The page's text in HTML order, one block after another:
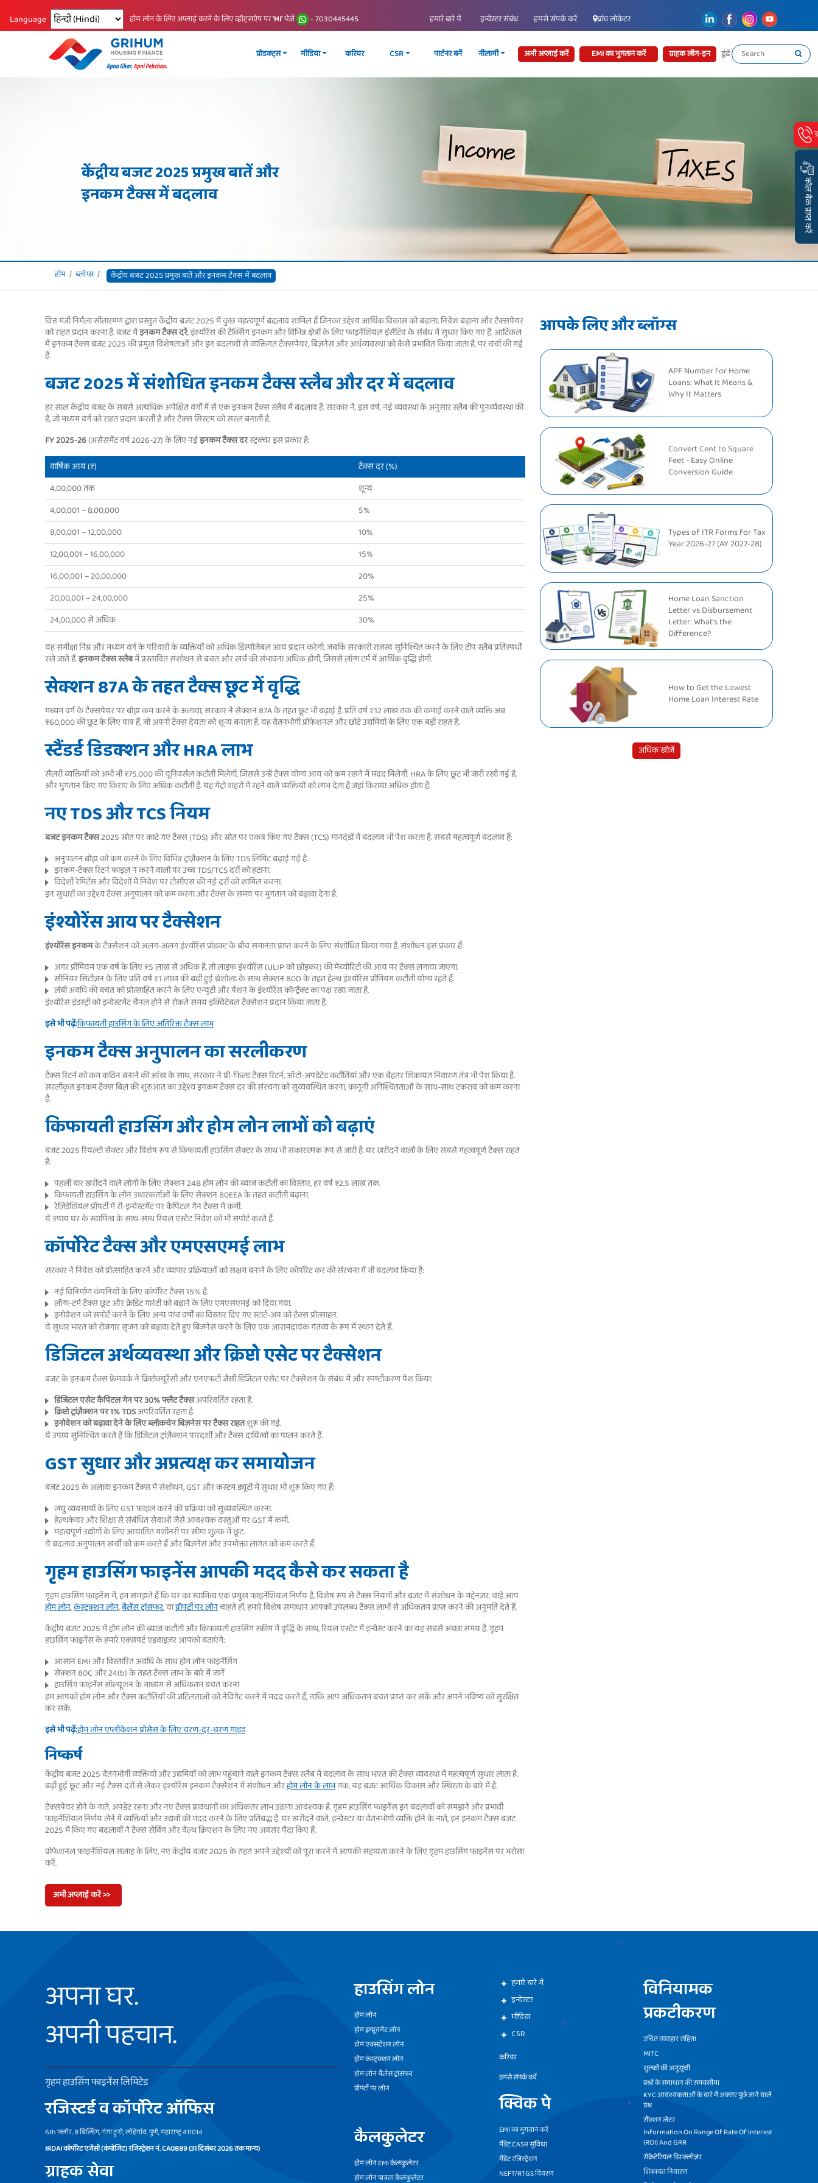
Language Changing language reloads the page.
होम लोन के लिए अप्लाई करने के लिए व्हॉट्सऐप पर'Hi'भेजें - 7030445445 हमारे बारे में इन्वेस्टर संबंध हमसे संपर्क करें ब्रांच लोकेटर
प्रोडक्ट्स मीडिया करियर CSR पार्टनर बनें नीलामी अभी अप्लाई करें EMI का भुगतान करें ग्राहक लॉग-इन ढूंढें
केंद्रीय बजट 2025 प्रमुख बातें और
इनकम टैक्स में बदलाव
होम ब्लॉग्स केंद्रीय बजट 2025 प्रमुख बातें और इनकम टैक्स में बदलाव
वित्त मंत्री निर्मला सीतारमण द्वारा प्रस्तुत केंद्रीय बजट 2025 में कुछ महत्वपूर्ण बदलाव शामिल हैं जिनका उद्देश्य आर्थिक विकास को बढ़ाना, निवेश बढ़ाना और टैक्सपेयर
को राहत प्रदान करना है. बजट मेंइनकम टैक्स दरें, इंश्योरेंस की टैक्सिंग इनकम और विभिन्न क्षेत्रों के लिए फाइनेंशियल इंसेंटिव के संबंध में सुधार किए गए हैं. आर्टिकल
में इनकम टैक्स बजट 2025 की प्रमुख विशेषताओं और इन बदलावों से व्यक्तिगत टैक्सपेयर, बिज़नेस और अर्थव्यवस्था को कैसे प्रभावित किया जाता है, पर चर्चा की गई
है.
बजट 2025 में संशोधित इनकम टैक्स स्लैब और दर में बदलाव
हर साल केंद्रीय बजट के सबसे अत्यधिक अपेक्षित वर्गों में से एक इनकम टैक्स स्लैब में बदलाव है. सरकार ने, इस वर्ष, नई व्यवस्था के अनुसार स्लैब की पुनर्व्यवस्था की
है, जो मध्यम वर्ग को राहत प्रदान करती है और टैक्स सिस्टम को सरल बनाती है.
FY 2025-26(असेसमेंट वर्ष 2026-27) के लिए नईइनकम टैक्स दरस्ट्रक्चर इस प्रकार है:
वार्षिक आय (₹)
टैक्स दर (%)
4,00,000 तक
शून्य
4,00,001 – 8,00,000
5%
8,00,001 – 12,00,000
10%
12,00,001 – 16,00,000
15%
16,00,001 – 20,00,000
20%
20,00,001 – 24,00,000
25%
24,00,000 से अधिक
30%
यह समीक्षा निम्न और मध्यम वर्ग के परिवारों के व्यक्तियों को अधिक डिस्पोजेबल आय प्रदान करेगी, जबकि सरकारी राजस्व सुनिश्चित करने के लिए टॉप स्लैब प्रतिस्पर्धी
रखे जाते हैं.इनकम टैक्स स्लैबमें प्रस्तावित संशोधन से बचत और खर्च की संभावना अधिक होगी, जिससे लॉन्ग टर्म में आर्थिक वृद्धि होगी.
सेक्शन 87A के तहत टैक्स छूट में वृद्धि
मध्यम वर्ग के टैक्सपेयर पर बोझ कम करने के अलावा, सरकार ने सेक्शन 87A के तहत छूट भी बढ़ाई है. प्रति वर्ष ₹12 लाख तक की कमाई करने वाले व्यक्ति अब
₹60,000 की छूट के लिए पात्र हैं, जो अपनी टैक्स देयता को शून्य बनाता है. यह वेतनभोगी प्रोफेशनल और छोटे उद्यमियों के लिए एक बड़ी राहत है.
स्टैंडर्ड डिडक्शन और HRA लाभ
सैलरी व्यक्तियों को अभी भी ₹75,000 की यूनिवर्सल कटौती मिलेगी, जिससे उन्हें टैक्स योग्य आय को कम रखने में मदद मिलेगी. HRA के लिए छूट भी जारी रखी गई है,
और भुगतान किए गए किराए के लिए अधिक कटौती है. यह मेट्रो शहरों में रहने वाले व्यक्तियों को लाभ देता है जहां किराया अधिक होता है.
नए TDS और TCS नियम
बजट इनकम टैक्स2025 स्रोत पर काटे गए टैक्स (TDS) और स्रोत पर एकत्र किए गए टैक्स (TCS) मानदंडों में बदलाव भी पेश करता है. सबसे महत्वपूर्ण बदलाव हैं:
अनुपालन बोझ को कम करने के लिए विभिन्न ट्रांज़ैक्शन के लिए TDS लिमिट बढ़ाई गई है.
इनकम-टैक्स रिटर्न फाइल न करने वालों पर उच्च TDS/TCS दरों को हटाना.
विदेशी रेमिटेंस और विदेशों में निवेश पर टीसीएस की नई दरों को शामिल करना.
इन सुधारों का उद्देश्य टैक्स अनुपालन को कम करना और टैक्स के समय पर भुगतान को बढ़ावा देना है.
इंश्योरेंस आय पर टैक्सेशन
इंश्योरेंस इनकमके टैक्सेशन को अलग-अलग इंश्योरेंस प्रॉडक्ट के बीच समानता प्राप्त करने के लिए संशोधित किया गया है. संशोधन इस प्रकार हैं:
अगर प्रीमियम एक वर्ष के लिए ₹5 लाख से अधिक है, तो लाइफ इंश्योरेंस (ULIP को छोड़कर) की मेच्योरिटी की आय पर टैक्स लगाया जाएगा.
सीनियर सिटीज़न के लिए प्रति वर्ष ₹1 लाख की बढ़ी हुई थ्रेशोल्ड के साथ सेक्शन 80D के तहत हेल्थ इंश्योरेंस प्रीमियम कटौती योग्य रहते हैं.
लंबी अवधि की बचत को प्रोत्साहित करने के लिए एन्युटी और पेंशन के इंश्योरेंस कॉन्ट्रैक्ट का पक्ष रखा जाता है.
इंश्योरेंस इंडस्ट्री को इन्वेस्टमेंट चैनल होने से रोकते समय इक्विटेबल टैक्सेशन प्रदान किया जाता है.
इसे भी पढ़ें:किफायती हाउसिंग के लिए अतिरिक्त टैक्स लाभ
इनकम टैक्स अनुपालन का सरलीकरण
टैक्स रिटर्न को कम कठिन बनाने की आंख के साथ, सरकार ने प्री-फिल्ड टैक्स रिटर्न, ऑटो-अपडेटेड कटौतियां और एक बेहतर शिकायत निवारण तंत्र भी पेश किया है.
सरलीकृत इनकम टैक्स बिल की शुरुआत का उद्देश्य इनकम टैक्स दर की संरचना को सुव्यवस्थित करना, कानूनी अनिश्चितताओं के साथ-साथ टकराव को कम करना
है.
किफायती हाउसिंग और होम लोन लाभों को बढ़ाएं
बजट 2025 रियल्टी सेक्टर और विशेष रूप से किफायती हाउसिंग सेक्टर के साथ भी सकारात्मक रूप से जारी है. घर खरीदने वालों के लिए सबसे महत्वपूर्ण टैक्स राहत
है:
पहली बार खरीदने वाले लोगों के लिए सेक्शन 24B होम लोन की ब्याज कटौती का विस्तार, हर वर्ष ₹2.5 लाख तक.
किफायती हाउसिंग के लोन उधारकर्ताओं के लिए सेक्शन 80EEA के तहत कटौती बढ़ाना.
रेज़िडेंशियल प्रॉपर्टी में री-इन्वेस्टमेंट पर कैपिटल गेन टैक्स में कमी.
ये उपाय घर के स्वामित्व के साथ-साथ रियल एस्टेट निवेश को भी सपोर्ट करते हैं.
कॉर्पोरेट टैक्स और एमएसएमई लाभ
सरकार ने निवेश को प्रोत्साहित करने और व्यापार प्रक्रियाओं को सक्षम बनाने के लिए कॉर्पोरेट कर की संरचना में भी बदलाव किया है:
नई विनिर्माण कंपनियों के लिए कॉर्पोरेट टैक्स 15% है.
लॉन्ग-टर्म टैक्स छूट और क्रेडिट गारंटी को बढ़ाने के लिए एमएसएमई को दिया गया.
इनोवेशन को सपोर्ट करने के लिए अन्य पांच वर्षों का विस्तार दिए गए स्टार्ट-अप को टैक्स प्रोत्साहन.
ये सुधार भारत को रोजगार सृजन को बढ़ावा देते हुए बिज़नेस करने के लिए एक आरामदायक गंतव्य के रूप में स्थान देते हैं.
डिजिटल अर्थव्यवस्था और क्रिप्टो एसेट पर टैक्सेशन
बजट के इनकम टैक्स फ्रेमवर्क ने क्रिप्टोक्यूरेंसी और एनएफटी जैसी डिजिटल एसेट पर टैक्सेशन के संबंध में और स्पष्टीकरण पेश किया:
डिजिटल एसेट कैपिटल गेन पर 30% फ्लैट टैक्सअपरिवर्तित रहता है.
क्रिप्टो ट्रांज़ैक्शन पर 1% TDSअपरिवर्तित रहता है.
इनोवेशन को बढ़ावा देने के लिए ब्लॉकचेन बिज़नेस पर टैक्स राहतशुरू की गई.
ये उपाय सुनिश्चित करते हैं कि डिजिटल ट्रांज़ैक्शन पारदर्शी और टैक्स दायित्वों का पालन करते हैं.
GST सुधार और अप्रत्यक्ष कर समायोजन
बजट 2025 के अलावा इनकम टैक्स में संशोधन, GST और कस्टम ड्यूटी में सुधार भी शुरू किए गए हैं:
लघु व्यवसायों के लिए GST फाइल करने की प्रक्रिया को सुव्यवस्थित करना.
हेल्थकेयर और शिक्षा से संबंधित सेवाओं जैसे आवश्यक वस्तुओं पर GST में कमी.
महत्वपूर्ण उद्योगों के लिए आयातित मशीनरी पर सीमा शुल्क में छूट.
ये बदलाव अनुपालन खर्चों को कम करते हैं और बिज़नेस और उपभोक्ता लागत को कम करते हैं.
गृहम हाउसिंग फाइनेंस आपकी मदद कैसे कर सकता है
गृहम हाउसिंग फाइनेंस में, हम समझते हैं कि घर का स्वामित्व एक प्रमुख फाइनेंशियल निर्णय है, विशेष रूप से टैक्स नियमों और बजट में संशोधन के मद्देनजर. चाहे आप
होम लोन,कंस्ट्रक्शन लोन,बैलेंस ट्रांसफर, याप्रॉपर्टी पर लोनचाहते हों, हमारे विशेष समाधान आपको उपलब्ध टैक्स लाभों से अधिकतम प्राप्त करने की अनुमति देते हैं.
केंद्रीय बजट 2025 में होम लोन की ब्याज कटौती और किफायती हाउसिंग स्कीम में वृद्धि के साथ, रियल एस्टेट में इन्वेस्ट करने का यह सबसे अच्छा समय है. गृहम
हाउसिंग फाइनेंस के हमारे एक्सपर्ट एडवाइज़र आपको बताएंगे:
आसान EMI और विस्तारित अवधि के साथ होम लोन फाइनेंसिंग
सेक्शन 80C और 24(b) के तहत टैक्स लाभ के बारे में जानें
हाउसिंग फाइनेंस सॉल्यूशन के माध्यम से अधिकतम बचत करना
हम आपको होम लोन और टैक्स कटौतियों की जटिलताओं को नेविगेट करने में मदद करते हैं, ताकि आप अधिकतम बचत प्राप्त कर सकें और अपने भविष्य को सुरक्षित
कर सकें.
इसे भी पढ़ें:होम लोन एप्लीकेशन प्रोसेस के लिए चरण-दर-चरण गाइड
निष्कर्ष
केंद्रीय बजट 2025 वेतनभोगी व्यक्तियों और उद्यमियों को लाभ पहुंचाने वाले इनकम टैक्स स्लैब में बदलाव के साथ भारत की टैक्स व्यवस्था में महत्वपूर्ण सुधार लाता है.
बढ़ी हुई छूट और नई टैक्स दरों से लेकर इंश्योरेंस इनकम टैक्सेशन में संशोधन औरहोम लोन के लाभतक, यह बजट आर्थिक विकास और स्थिरता के बारे में है.
टैक्सपेयर होने के नाते, अपडेट रहना और नए टैक्स प्रावधानों का अधिकतर लाभ उठाना आवश्यक है. गृहम हाउसिंग फाइनेंस इन बदलावों को समझने और प्रभावी
फाइनेंशियल निर्णय लेने में व्यक्तियों और उद्यमों की मदद करने के लिए प्रतिबद्ध है. घर खरीदने वाले, इन्वेस्टर या वेतनभोगी व्यक्ति होने के नाते, इन इनकम टैक्स बजट
2025 में किए गए बदलावों ने टैक्स सेविंग और वेल्थ क्रिएशन के लिए नए अवसर पैदा किए हैं.
प्रोफेशनल फाइनेंशियल सलाह के लिए, नए केंद्रीय बजट 2025 के तहत अपने उद्देश्यों को पूरा करने में आपकी सहायता करने के लिए गृहम हाउसिंग फाइनेंस पर भरोसा
करें.
अभी अप्लाई करें >>
आपके लिए और ब्लॉग्स
APF Number for Home
Loans: What It Means &
Why It Matters
Convert Cent to Square
Feet - Easy Online
Conversion Guide
Types of ITR Forms for Tax
Year 2026-27 (AY 2027-28)
Home Loan Sanction
Letter vs Disbursement
Letter: What's the
Difference?
How to Get the Lowest
Home Loan Interest Rate
अधिक खोजें
अपना घर.
अपनी पहचान.
गृहम हाउसिंग फाइनेंस लिमिटेड
रजिस्टर्ड व कॉर्पोरेट ऑफिस
6th फ्लोर, B बिल्डिंग, गंगा ट्रूनो, लोहेगांव, पुणे, महाराष्ट्र 411014
IRDAI कॉर्पोरेट एजेंसी (कंपोजिट) रजिस्ट्रेशन नं. CA0889 (31 दिसंबर 2026 तक मान्य)
ग्राहक सेवा
हाउसिंग लोन
होम लोन
होम इम्प्रूवमेंट लोन
होम एक्सटेंशन लोन
होम कंस्ट्रक्शन लोन
होम लोन बैलेंस ट्रांसफर
प्रॉपर्टी पर लोन
कैलकुलेटर
होम लोन EMI कैलकुलेटर
होम लोन पात्रता कैलकुलेटर
हमारे बारे में
इन्वेस्टर
मीडिया
CSR
करियर
हमसे संपर्क करें
क्विक पे
EMI का भुगतान करें
मैंडेट CASR सुविधा
मैंडेट रजिस्ट्रेशन
NEFT/RTGS विवरण
विनियामक
प्रकटीकरण
उचित व्यवहार संहिता
MITC
शुल्कों की अनुसूची
प्रश्नों के समाधान की समयसीमा
KYC आवश्यकताओं के बारे में अक्सर पूछे जाने वाले
प्रश्न
सैंक्शन लेटर
Information On Range Of Rate Of Interest
(ROI) And GRR
सेक्रेटेरियल डिस्क्लोज़र
शिकायत निवारण
कॉल बैक प्राप्त करें